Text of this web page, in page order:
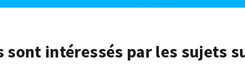
intéressés par les sujets